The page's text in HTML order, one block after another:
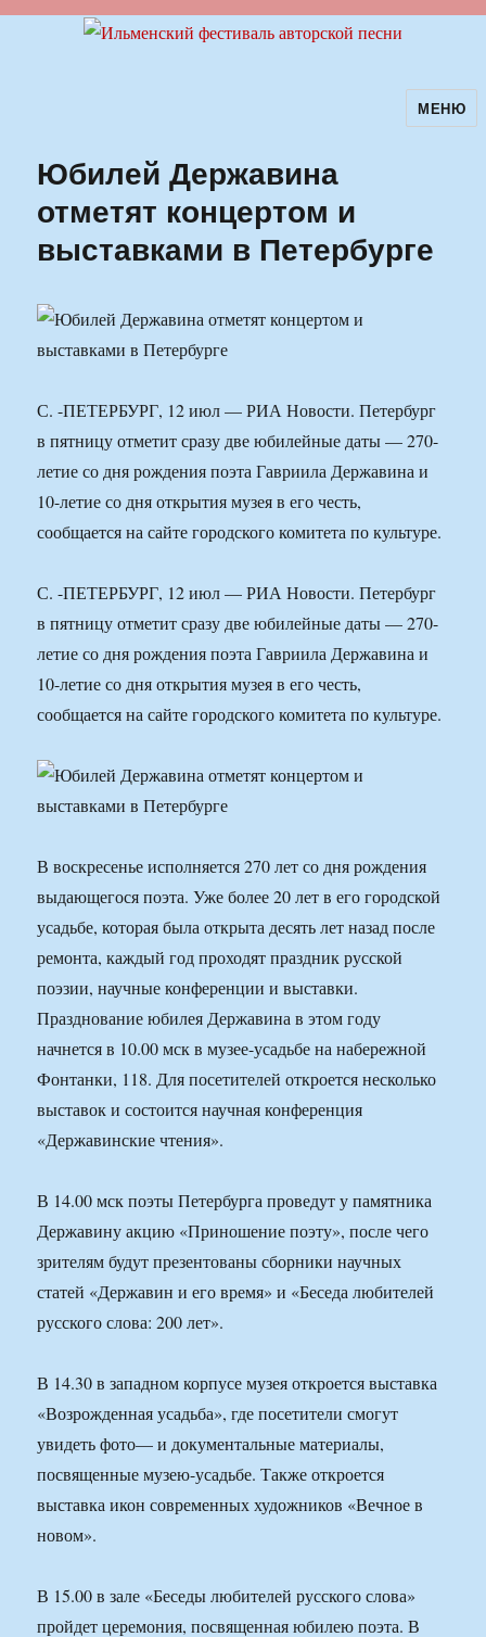
Ильменский фестиваль авторской
песни
МЕНЮ
Юбилей Державина
отметят концертом и
выставками в Петербурге
С. -ПЕТЕРБУРГ, 12 июл — РИА Новости. Петербург
в пятницу отметит сразу две юбилейные даты — 270-
летие со дня рождения поэта Гавриила Державина и
10-летие со дня открытия музея в его честь,
сообщается на сайте городского комитета по культуре.
С. -ПЕТЕРБУРГ, 12 июл — РИА Новости. Петербург
в пятницу отметит сразу две юбилейные даты — 270-
летие со дня рождения поэта Гавриила Державина и
10-летие со дня открытия музея в его честь,
сообщается на сайте городского комитета по культуре.
В воскресенье исполняется 270 лет со дня рождения
выдающегося поэта. Уже более 20 лет в его городской
усадьбе, которая была открыта десять лет назад после
ремонта, каждый год проходят праздник русской
поэзии, научные конференции и выставки.
Празднование юбилея Державина в этом году
начнется в 10.00 мск в музее-усадьбе на набережной
Фонтанки, 118. Для посетителей откроется несколько
выставок и состоится научная конференция
«Державинские чтения».
В 14.00 мск поэты Петербурга проведут у памятника
Державину акцию «Приношение поэту», после чего
зрителям будут презентованы сборники научных
статей «Державин и его время» и «Беседа любителей
русского слова: 200 лет».
В 14.30 в западном корпусе музея откроется выставка
«Возрожденная усадьба», где посетители смогут
увидеть фото— и документальные материалы,
посвященные музею-усадьбе. Также откроется
выставка икон современных художников «Вечное в
новом».
В 15.00 в зале «Беседы любителей русского слова»
пройдет церемония, посвященная юбилею поэта. В